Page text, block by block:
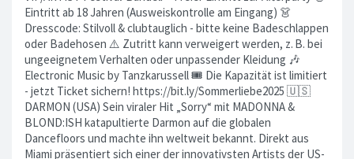
Eintritt ab 18 Jahren (Ausweiskontrolle am Eingang) 👗
Dresscode: Stilvoll & clubtauglich - bitte keine Badeschlappen
oder Badehosen ⚠️ Zutritt kann verweigert werden, z. B. bei
ungeeignetem Verhalten oder unpassender Kleidung 🎶
Electronic Music by Tanzkarussell 🎟 Die Kapazität ist limitiert
- jetzt Ticket sichern! https://bit.ly/Sommerliebe2025 🇺🇸
DARMON (USA) Sein viraler Hit „Sorry“ mit MADONNA &
BLOND:ISH katapultierte Darmon auf die globalen
Dancefloors und machte ihn weltweit bekannt. Direkt aus
Miami präsentiert sich einer der innovativsten Artists der US-